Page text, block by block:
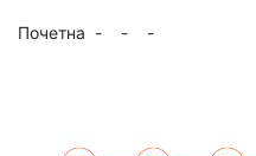
Почетна - - -